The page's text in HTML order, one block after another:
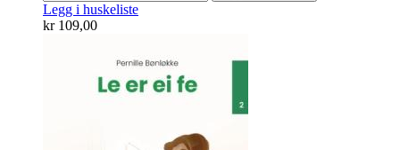
Legg i huskeliste
kr 109,00